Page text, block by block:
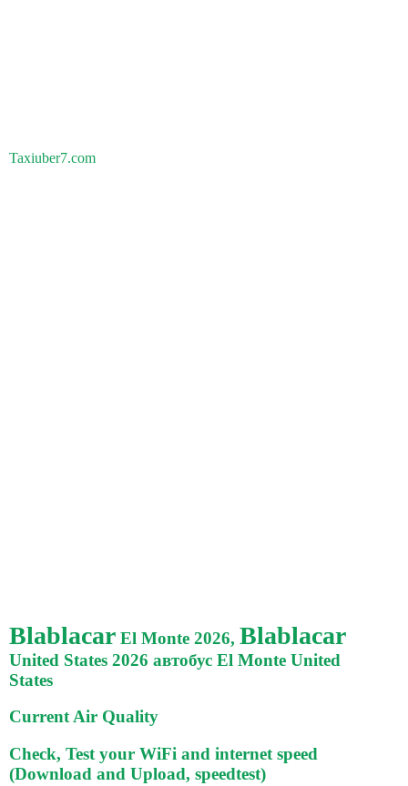
Taxiuber7.com
Blablacar El Monte 2026, Blablacar
United States 2026 автобус El Monte United
States
Current Air Quality
Check, Test your WiFi and internet speed
(Download and Upload, speedtest)